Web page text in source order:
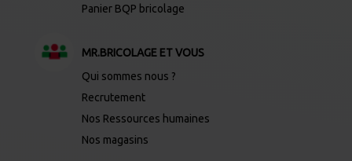
Panier BQP bricolage
MR.BRICOLAGE ET VOUS
Qui sommes nous ?
Recrutement
Nos Ressources humaines
Nos magasins